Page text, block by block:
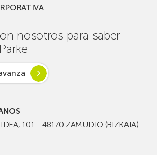
nosotros para saber
101 - 48170 ZAMUDIO (BIZKAIA)